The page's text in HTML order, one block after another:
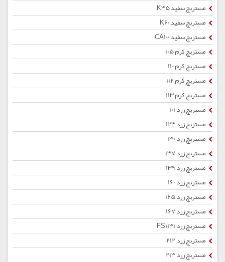
مستربچ سفید K35
مستربچ سفید K60
مستربچ سفید CA100
مستربچ کرم 105
مستربچ کرم 110
مستربچ کرم 112
مستربچ کرم 113
مستربچ زرد 101
مستربچ زرد 123
مستربچ زرد 130
مستربچ زرد 137
مستربچ زرد 139
مستربچ زرد 160
مستربچ زرد 165
مستربچ زرد 167
مستربچ زرد FS1131
مستربچ زرد 212
مستربچ زرد 213